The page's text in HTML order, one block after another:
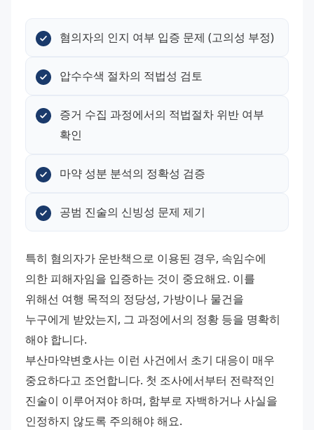
혐의자의 인지 여부 입증 문제 (고의성 부정)
압수수색 절차의 적법성 검토
증거 수집 과정에서의 적법절차 위반 여부
확인
마약 성분 분석의 정확성 검증
공범 진술의 신빙성 문제 제기
특히 혐의자가 운반책으로 이용된 경우, 속임수에
의한 피해자임을 입증하는 것이 중요해요. 이를
위해선 여행 목적의 정당성, 가방이나 물건을
누구에게 받았는지, 그 과정에서의 정황 등을 명확히
해야 합니다.
부산마약변호사는 이런 사건에서 초기 대응이 매우
중요하다고 조언합니다. 첫 조사에서부터 전략적인
진술이 이루어져야 하며, 함부로 자백하거나 사실을
인정하지 않도록 주의해야 해요.